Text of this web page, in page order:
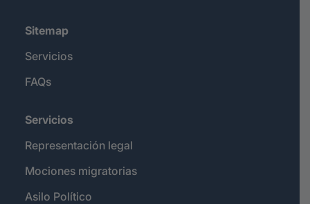
Sitemap
Servicios
FAQs
Servicios
Representación legal
Mociones migratorias
Asilo Político